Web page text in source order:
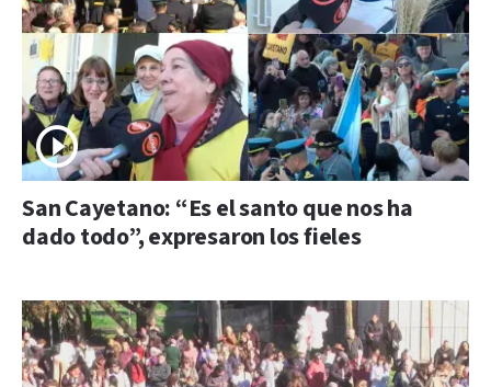
San Cayetano: “Es el santo que nos ha
dado todo”, expresaron los fieles